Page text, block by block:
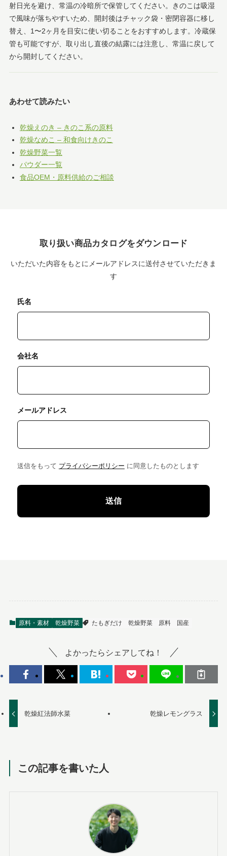
射日光を避け、常温の冷暗所で保管してください。きのこは吸湿
で風味が落ちやすいため、開封後はチャック袋・密閉容器に移し
替え、1〜2ヶ月を目安に使い切ることをおすすめします。冷蔵保
管も可能ですが、取り出し直後の結露には注意し、常温に戻して
から開封してください。
あわせて読みたい
乾燥えのき – きのこ系の原料
乾燥なめこ – 和食向けきのこ
乾燥野菜一覧
パウダー一覧
食品OEM・原料供給のご相談
取り扱い商品カタログをダウンロード
いただいた内容をもとにメールアドレスに送付させていただきま
す
氏名
会社名
メールアドレス
送信をもって プライバシーポリシー に同意したものとします
原料・素材 乾燥野菜 たもぎだけ 乾燥野菜 原料 国産
よかったらシェアしてね！
乾燥紅法師水菜 乾燥レモングラス
この記事を書いた人